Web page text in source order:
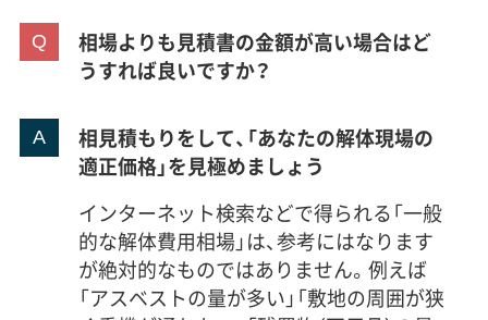
相場よりも見積書の金額が高い場合はど
うすれば良いですか？
相見積もりをして、「あなたの解体現場の
適正価格」を見極めましょう
インターネット検索などで得られる「一般
的な解体費用相場」は、参考にはなります
が絶対的なものではありません。例えば
「アスベストの量が多い」「敷地の周囲が狭